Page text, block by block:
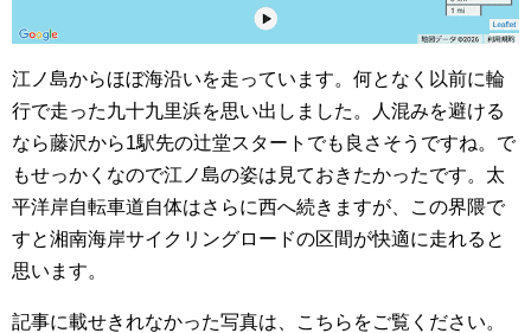
江ノ島からほぼ海沿いを走っています。何となく以前に輪
行で走った九十九里浜を思い出しました。人混みを避ける
なら藤沢から1駅先の辻堂スタートでも良さそうですね。で
もせっかくなので江ノ島の姿は見ておきたかったです。太
平洋岸自転車道自体はさらに西へ続きますが、この界隈で
すと湘南海岸サイクリングロードの区間が快適に走れると
思います。
記事に載せきれなかった写真は、こちらをご覧ください。